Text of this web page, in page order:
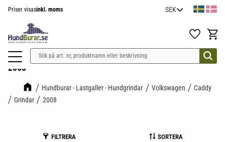
Priser visasinkl. moms
Favoriter
2008
Hundburar - Lastgaller - Hundgrindar Volkswagen
Caddy
Grindar
2008
FILTRERA SORTERA